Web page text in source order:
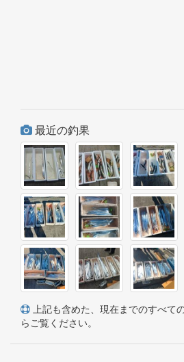
最近の釣果
上記も含めた、現在までのすべて
らご覧ください。